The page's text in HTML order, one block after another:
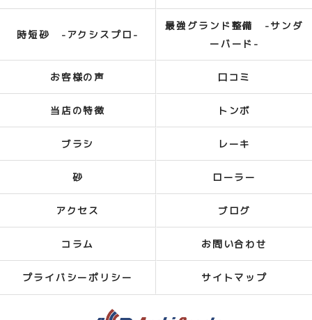
時短砂 -アクシスプロ-
最強グランド整備 -サンダ
ーバード-
お客様の声 口コミ
当店の特徴 トンボ
ブラシ レーキ
砂 ローラー
アクセス ブログ
コラム お問い合わせ
プライバシーポリシー サイトマップ